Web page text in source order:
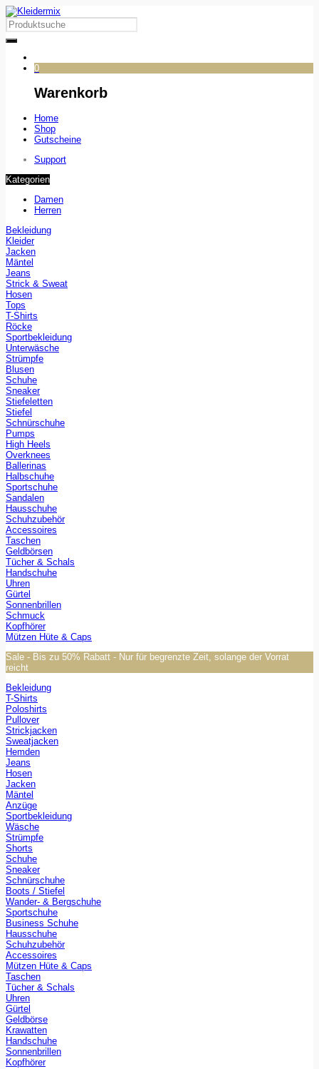
0
Warenkorb
Home
Shop
Gutscheine
Support
Kategorien
Damen
Herren
Bekleidung
Kleider
Jacken
Mäntel
Jeans
Strick & Sweat
Hosen
Tops
T-Shirts
Röcke
Sportbekleidung
Unterwäsche
Strümpfe
Blusen
Schuhe
Sneaker
Stiefeletten
Stiefel
Schnürschuhe
Pumps
High Heels
Overknees
Ballerinas
Halbschuhe
Sportschuhe
Sandalen
Hausschuhe
Schuhzubehör
Accessoires
Taschen
Geldbörsen
Tücher & Schals
Handschuhe
Uhren
Gürtel
Sonnenbrillen
Schmuck
Kopfhörer
Mützen Hüte & Caps
Sale - Bis zu 50% Rabatt - Nur für begrenzte Zeit, solange der Vorrat
reicht
Bekleidung
T-Shirts
Poloshirts
Pullover
Strickjacken
Sweatjacken
Hemden
Jeans
Hosen
Jacken
Mäntel
Anzüge
Sportbekleidung
Wäsche
Strümpfe
Shorts
Schuhe
Sneaker
Schnürschuhe
Boots / Stiefel
Wander- & Bergschuhe
Sportschuhe
Business Schuhe
Hausschuhe
Schuhzubehör
Accessoires
Mützen Hüte & Caps
Taschen
Tücher & Schals
Uhren
Gürtel
Geldbörse
Krawatten
Handschuhe
Sonnenbrillen
Kopfhörer